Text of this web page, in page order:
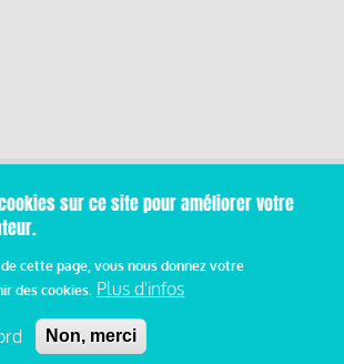
Miroir Social - Réalisé par Cafffeine
et condition générale d’utilisation et
d’abonnement
sur ce site pour améliorer votre
cette page, vous nous donnez votre
des cookies. Plus d'infos
Non, merci